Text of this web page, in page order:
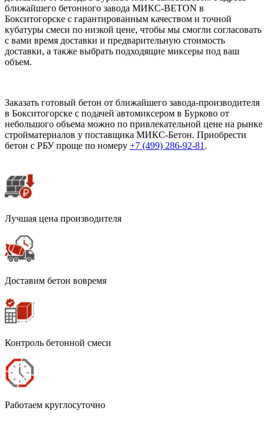
ближайшего бетонного завода МИКС-BETON в
Бокситогорске с гарантированным качеством и точной
кубатуры смеси по низкой цене, чтобы мы смогли согласовать
с вами время доставки и предварительную стоимость
доставки, а также выбрать подходящие миксеры под ваш
объем.
Заказать готовый бетон от ближайшего завода-производителя
в Бокситогорске с подачей автомиксером в Бурково от
небольшого объема можно по привлекательной цене на рынке
стройматериалов у поставщика МИКС-Бетон. Приобрести
бетон с РБУ проще по номеру +7 (499) 286-92-81 .
Лучшая цена производителя
Доставим бетон вовремя
Контроль бетонной смеси
Работаем круглосуточно